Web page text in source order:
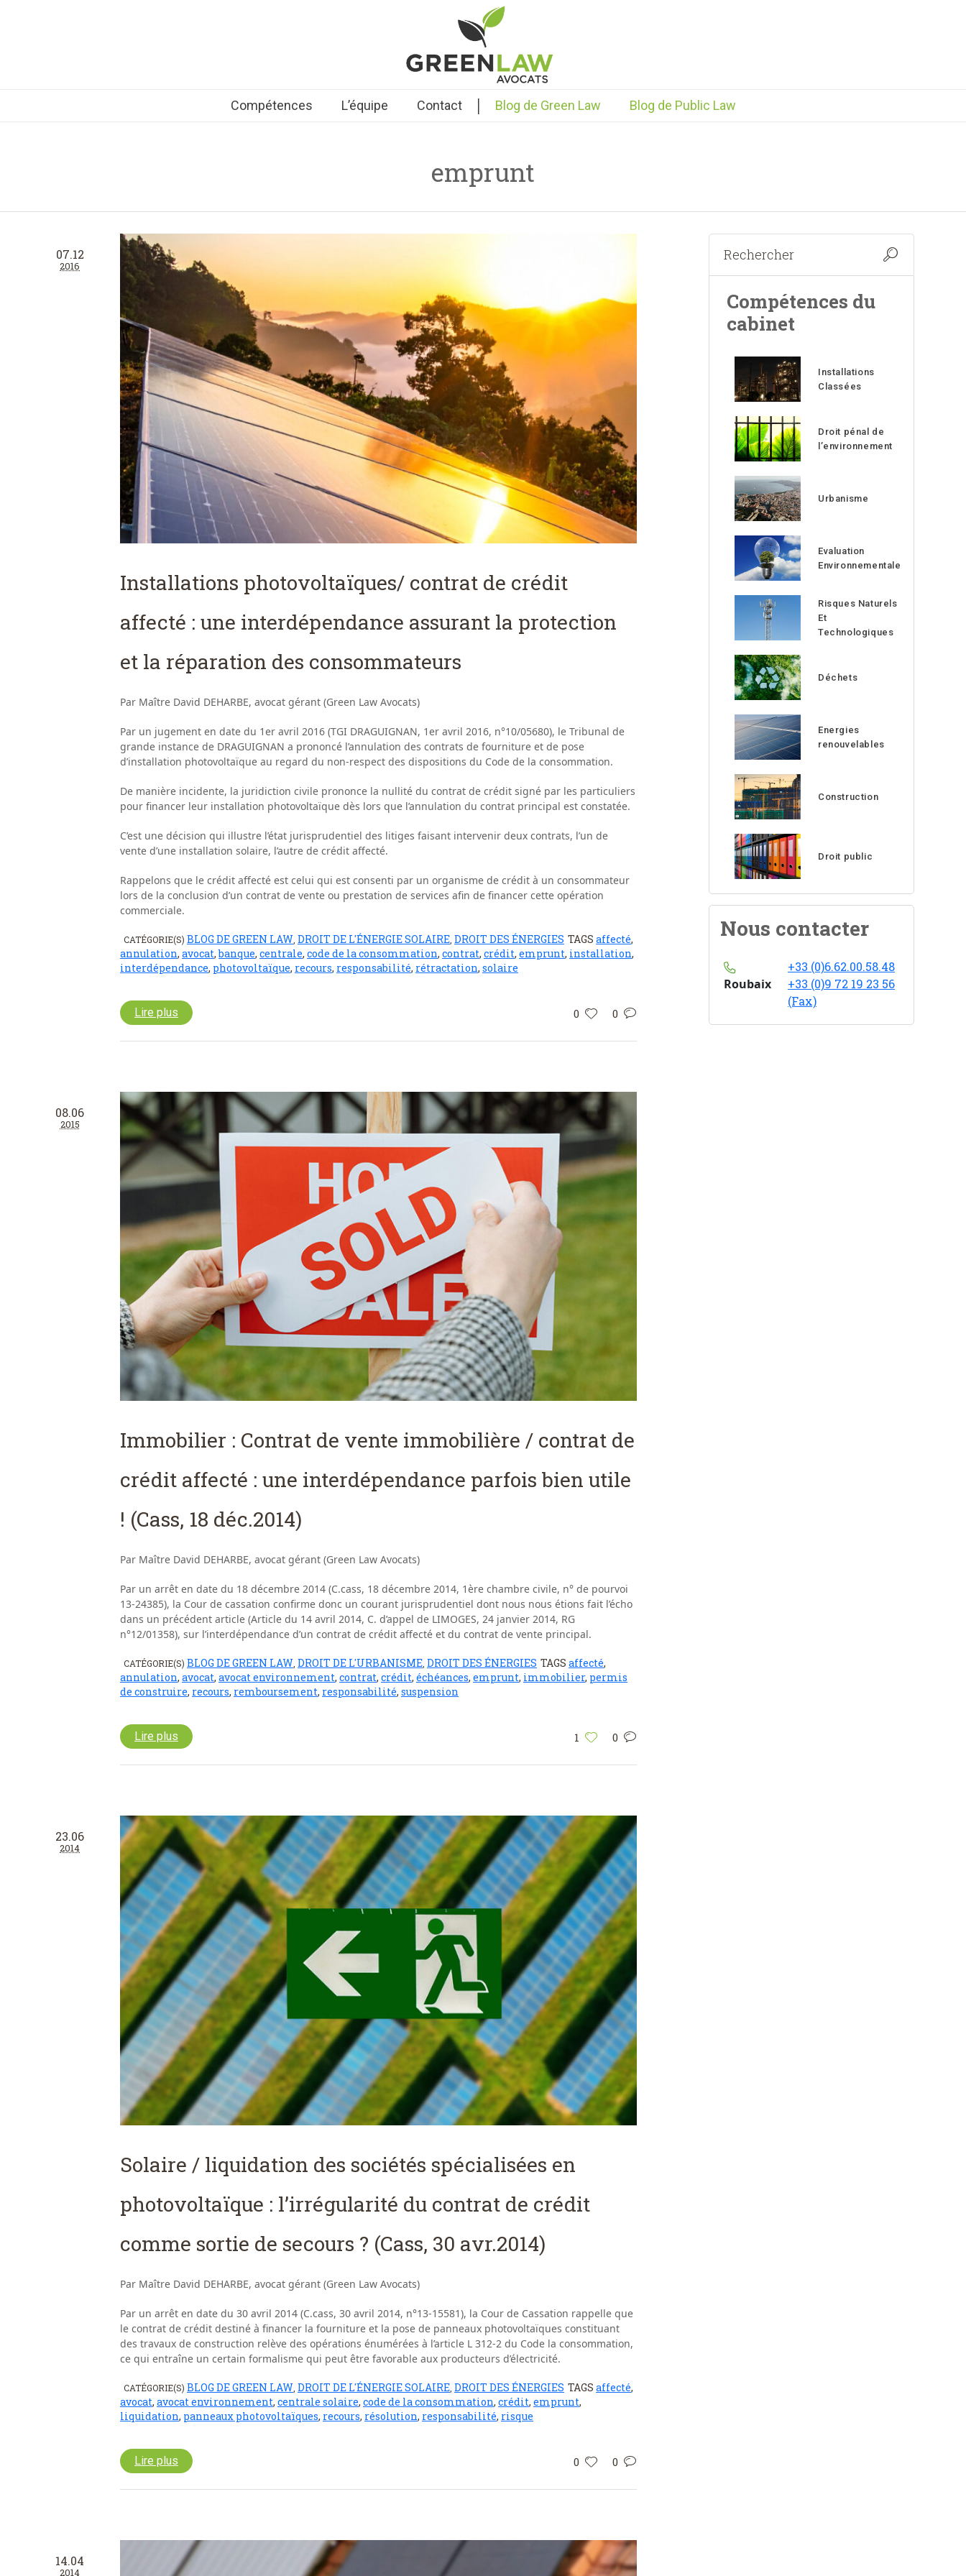
Compétences L’équipe Contact | Blog de Green Law Blog de Public Law
emprunt
07.12
2016
Installations photovoltaïques/ contrat de crédit
affecté : une interdépendance assurant la protection
et la réparation des consommateurs
Par Maître David DEHARBE, avocat gérant (Green Law Avocats)
Par un jugement en date du 1er avril 2016 (TGI DRAGUIGNAN, 1er avril 2016, n°10/05680), le Tribunal de
grande instance de DRAGUIGNAN a prononcé l’annulation des contrats de fourniture et de pose
d’installation photovoltaïque au regard du non-respect des dispositions du Code de la consommation.
De manière incidente, la juridiction civile prononce la nullité du contrat de crédit signé par les particuliers
pour financer leur installation photovoltaïque dès lors que l’annulation du contrat principal est constatée.
C’est une décision qui illustre l’état jurisprudentiel des litiges faisant intervenir deux contrats, l’un de
vente d’une installation solaire, l’autre de crédit affecté.
Rappelons que le crédit affecté est celui qui est consenti par un organisme de crédit à un consommateur
lors de la conclusion d’un contrat de vente ou prestation de services afin de financer cette opération
commerciale.
CATÉGORIE(S) BLOG DE GREEN LAW DROIT DE L'ÉNERGIE SOLAIRE DROIT DES ÉNERGIES TAGS affecté,
annulation, avocat,banque, centrale, code de la consommation, contrat, crédit, emprunt, installation,
interdépendance, photovoltaïque, recours, responsabilité, rétractation, solaire
0 0
Lire plus
08.06
2015
Immobilier : Contrat de vente immobilière / contrat de
crédit affecté : une interdépendance parfois bien utile
! (Cass, 18 déc.2014)
Par Maître David DEHARBE, avocat gérant (Green Law Avocats)
Par un arrêt en date du 18 décembre 2014 (C.cass, 18 décembre 2014, 1ère chambre civile, n° de pourvoi
13-24385), la Cour de cassation confirme donc un courant jurisprudentiel dont nous nous étions fait l’écho
dans un précédent article (Article du 14 avril 2014, C. d’appel de LIMOGES, 24 janvier 2014, RG
n°12/01358), sur l’interdépendance d’un contrat de crédit affecté et du contrat de vente principal.
CATÉGORIE(S) BLOG DE GREEN LAW, DROIT DE L'URBANISME, DROIT DES ÉNERGIES TAGS affecté,
annulation, avocat, avocat environnement, contrat, crédit, échéances, emprunt, immobilier, permis
de construire, recours, remboursement, responsabilité, suspension
1 0
Lire plus
23.06
2014
Solaire / liquidation des sociétés spécialisées en
photovoltaïque : l’irrégularité du contrat de crédit
comme sortie de secours ? (Cass, 30 avr.2014)
Par Maître David DEHARBE, avocat gérant (Green Law Avocats)
Par un arrêt en date du 30 avril 2014 (C.cass, 30 avril 2014, n°13-15581), la Cour de Cassation rappelle que
le contrat de crédit destiné à financer la fourniture et la pose de panneaux photovoltaïques constituant
des travaux de construction relève des opérations énumérées à l’article L 312-2 du Code la consommation,
ce qui entraîne un certain formalisme qui peut être favorable aux producteurs d’électricité.
CATÉGORIE(S) BLOG DE GREEN LAW DROIT DE L'ÉNERGIE SOLAIRE DROIT DES ÉNERGIES TAGS affecté,
avocat, avocat environnement, centrale solaire, code de la consommation, crédit, emprunt,
liquidation, panneaux photovoltaïques, recours, résolution, responsabilité, risque
0 0
Lire plus
14.04
2014
Compétences du
cabinet
Installations
Classées
Droit pénal de
l’environnement
Urbanisme
Evaluation
Environnementale
Risques Naturels
Et
Technologiques
Déchets
Energies
renouvelables
Construction
Droit public
Nous contacter
Roubaix
+33 (0)6.62.00.58.48
+33 (0)9 72 19 23 56
(Fax)